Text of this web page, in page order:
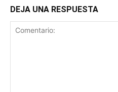
DEJA UNA RESPUESTA